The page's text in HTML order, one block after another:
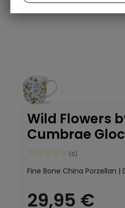
Wild Flowers
Cumbrae
(0)
Fine Bone China Porzellan |
29,95 €